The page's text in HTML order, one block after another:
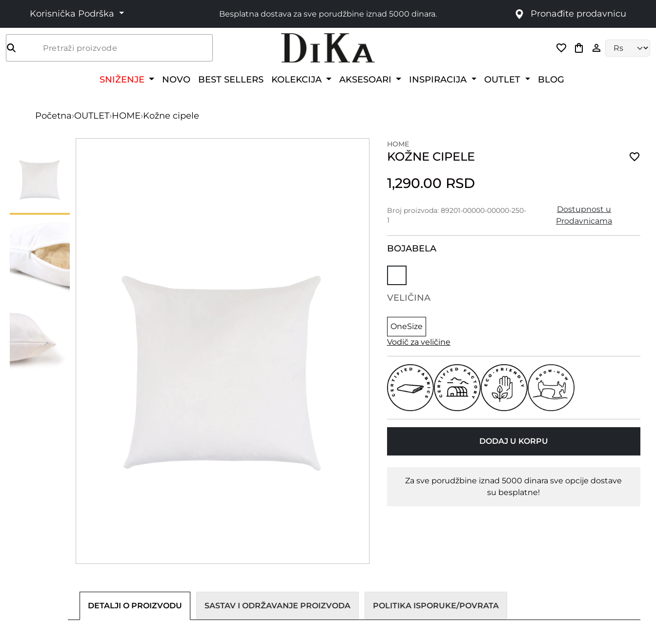
Korisnička Podrška Besplatna dostava za sve porudžbine iznad 5000 dinara. Pronađite prodavnicu
Pretraži proizvode
SNIŽENJE NOVO BEST SELLERS KOLEKCIJA AKSESOARI INSPIRACIJA OUTLET BLOG
Početna›OUTLET›HOME›Kožne cipele
HOME
KOŽNE CIPELE
1,290.00 RSD
Broj proizvoda: 89201-00000-00000-250-
1
Dostupnost u
Prodavnicama
BOJABELA
VELIČINA
OneSize
Vodič za veličine
DODAJ U KORPU
Za sve porudžbine iznad 5000 dinara sve opcije dostave
su besplatne!
DETALJI O PROIZVODU SASTAV I ODRŽAVANJE PROIZVODA POLITIKA ISPORUKE/POVRATA